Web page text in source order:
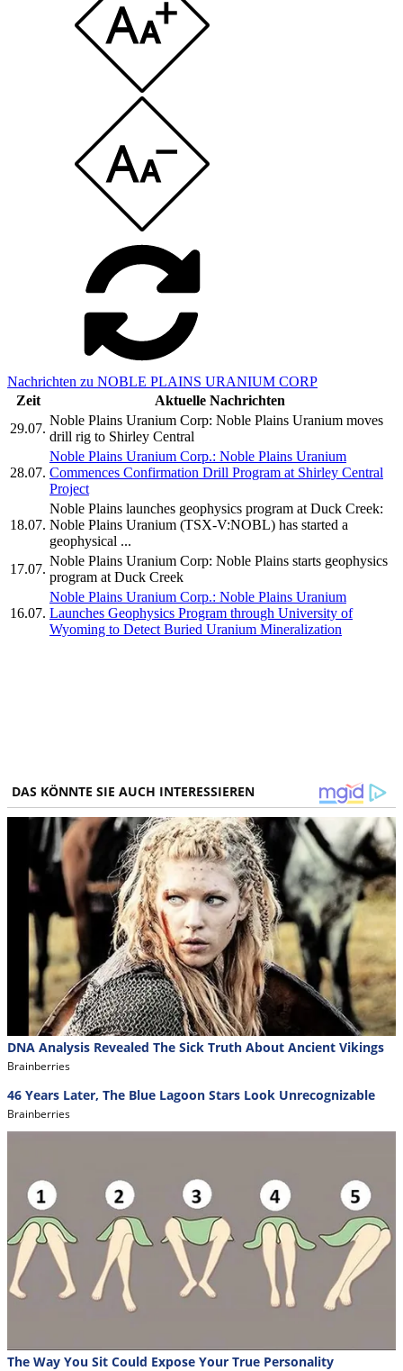
Nachrichten zu NOBLE PLAINS URANIUM CORP
Zeit
Aktuelle Nachrichten
29.07.
Noble Plains Uranium Corp: Noble Plains Uranium moves
drill rig to Shirley Central
28.07.
Noble Plains Uranium Corp.: Noble Plains Uranium
Commences Confirmation Drill Program at Shirley Central
Project
18.07.
Noble Plains launches geophysics program at Duck Creek:
Noble Plains Uranium (TSX-V:NOBL) has started a
geophysical ...
17.07.
Noble Plains Uranium Corp: Noble Plains starts geophysics
program at Duck Creek
16.07.
Noble Plains Uranium Corp.: Noble Plains Uranium
Launches Geophysics Program through University of
Wyoming to Detect Buried Uranium Mineralization